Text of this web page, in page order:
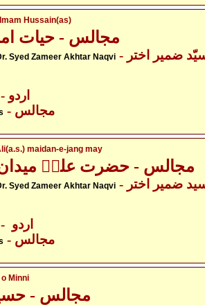
Hussain(as)
مجالس - حیات
Syed Zameer Akhtar Naqvi - علامہ ڈاکٹر سیّد ضمیر اختر
- اردو
- مجالس
maidan-e-jang may
Syed Zameer Akhtar Naqvi - علامہ ڈاکٹر سید ضمیر اختر
- مجالس
Minni
مجالس -